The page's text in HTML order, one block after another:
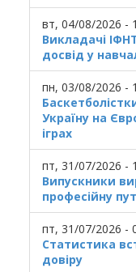
вт, 04/08/2026 -
Викладачі
досвід у
пн, 03/08/2026 -
Україну на
іграх
пт, 31/07/2026 -
Випускники
професійну
пт, 31/07/2026 -
Статистика
довіру